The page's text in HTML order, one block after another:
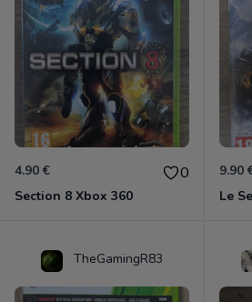
4.90 € 0
Section 8 Xbox 360
9.90
TheGamingR83